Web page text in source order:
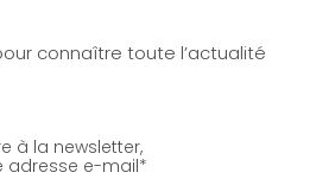
connaître toute l’actualité
à la newsletter,
adresse e-mail*